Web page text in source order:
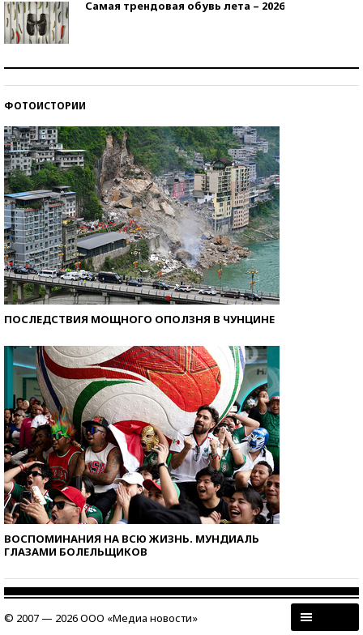
Самая трендовая обувь лета – 2026
ФОТОИСТОРИИ
ПОСЛЕДСТВИЯ МОЩНОГО ОПОЛЗНЯ В ЧУНЦИНЕ
ВОСПОМИНАНИЯ НА ВСЮ ЖИЗНЬ. МУНДИАЛЬ
ГЛАЗАМИ БОЛЕЛЬЩИКОВ
© 2007 — 2026 ООО «Медиа новости»